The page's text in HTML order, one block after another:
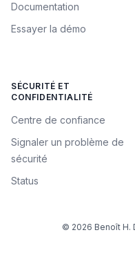
Documentation
Essayer la démo
SÉCURITÉ ET
CONFIDENTIALITÉ
Centre de confiance
Signaler un problème de
sécurité
Status
© 2026 Benoît H.